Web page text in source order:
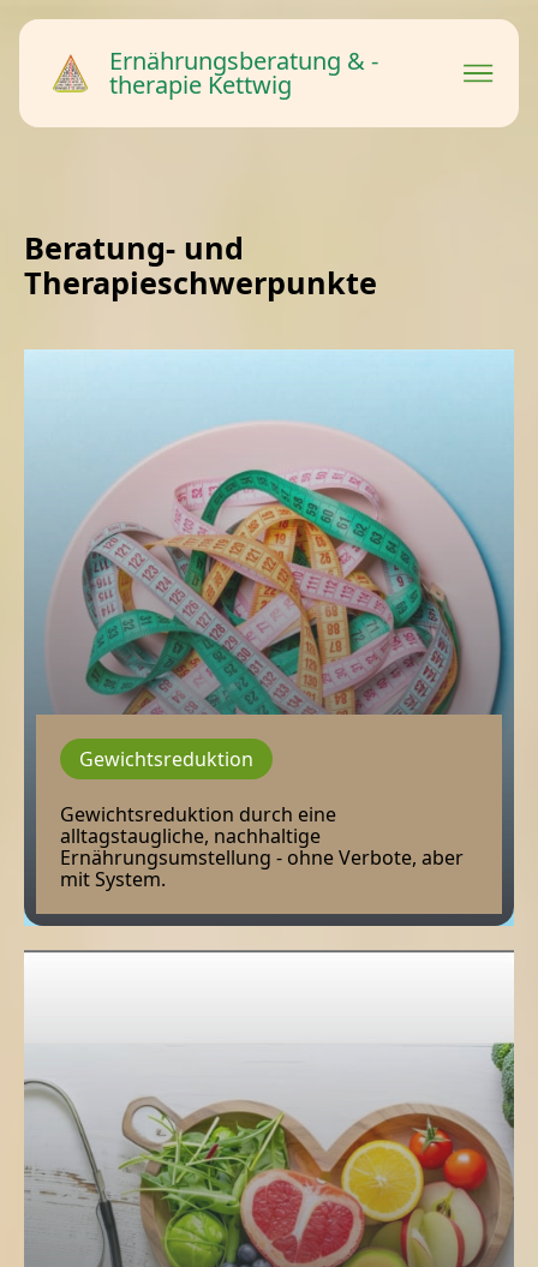
Ernährungsberatung & -
therapie Kettwig
Beratung- und
Therapieschwerpunkte
Gewichtsreduktion
Gewichtsreduktion durch eine
alltagstaugliche, nachhaltige
Ernährungsumstellung - ohne Verbote, aber
mit System.